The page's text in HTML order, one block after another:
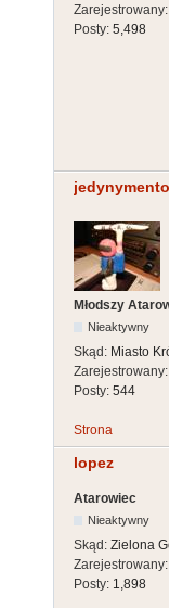
Zarejestrowany:
Posty: 5,498
Młodszy
Nieaktywny
Skąd: Miasto
Zarejestrowany:
Posty: 544
Strona
lopez
Atarowiec
Nieaktywny
Skąd: Zielona
Zarejestrowany:
Posty: 1,898